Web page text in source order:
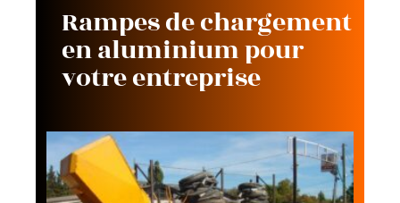
Rampes de chargement
en aluminium pour
votre entreprise